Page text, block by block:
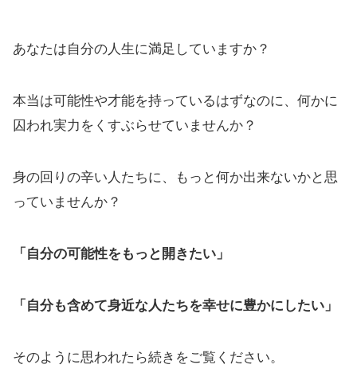
あなたは自分の人生に満足していますか？
本当は可能性や才能を持っているはずなのに、何かに
囚われ実力をくすぶらせていませんか？
身の回りの辛い人たちに、もっと何か出来ないかと思
っていませんか？
「自分の可能性をもっと開きたい」
「自分も含めて身近な人たちを幸せに豊かにしたい」
そのように思われたら続きをご覧ください。